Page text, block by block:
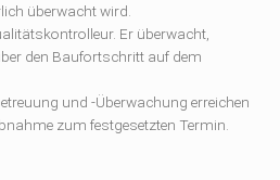
überwacht wird.
Er überwacht,
den Baufortschritt auf dem
und -Überwachung erreichen
zum festgesetzten Termin.